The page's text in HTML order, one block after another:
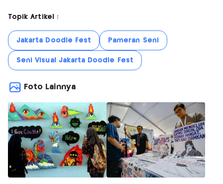
Topik Artikel :
Jakarta Doodle Fest Pameran Seni
Seni Visual Jakarta Doodle Fest
Foto Lainnya